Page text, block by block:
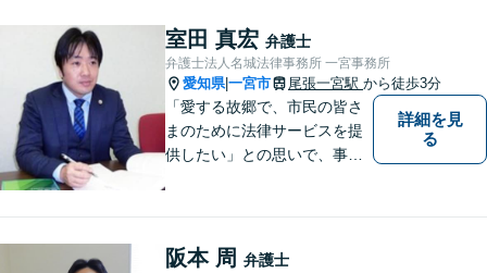
室田 真宏 弁護士
弁護士法人名城法律事務所 一宮事務所
愛知県|一宮市 尾張一宮駅 から徒歩3分
「愛する故郷で、市民の皆さ
まのために法律サービスを提
供したい」との思いで、事務
れたとき、ご自身の力ではど
詳細を見
る
阪本 周 弁護士